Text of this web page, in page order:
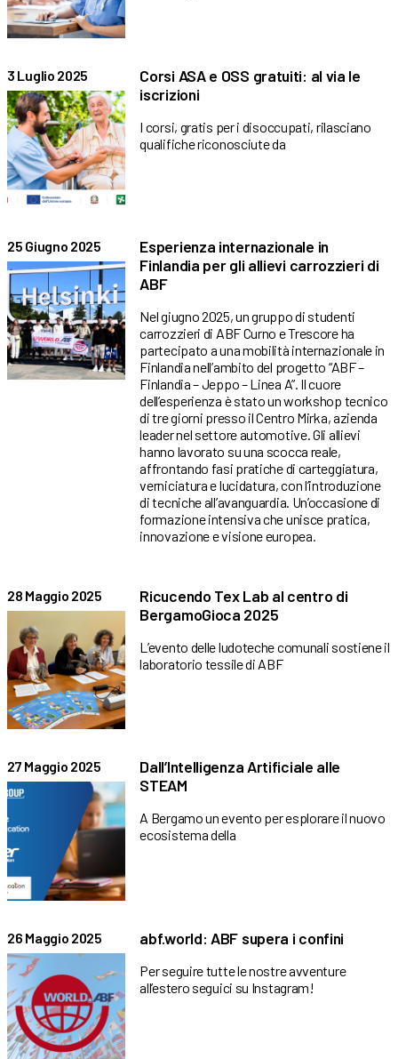
3 Luglio 2025
Corsi ASA e OSS gratuiti: al via le
iscrizioni
I corsi, gratis per i disoccupati, rilasciano
qualifiche riconosciute da
25 Giugno 2025
Esperienza internazionale in
Finlandia per gli allievi carrozzieri di
ABF
Nel giugno 2025, un gruppo di studenti
carrozzieri di ABF Curno e Trescore ha
partecipato a una mobilità internazionale in
Finlandia nell’ambito del progetto “ABF –
Finlandia – Jeppo – Linea A”. Il cuore
dell’esperienza è stato un workshop tecnico
di tre giorni presso il Centro Mirka, azienda
leader nel settore automotive. Gli allievi
hanno lavorato su una scocca reale,
affrontando fasi pratiche di carteggiatura,
verniciatura e lucidatura, con l’introduzione
di tecniche all’avanguardia. Un’occasione di
formazione intensiva che unisce pratica,
innovazione e visione europea.
28 Maggio 2025
Ricucendo Tex Lab al centro di
BergamoGioca 2025
L’evento delle ludoteche comunali sostiene il
laboratorio tessile di ABF
27 Maggio 2025
Dall’Intelligenza Artificiale alle
STEAM
A Bergamo un evento per esplorare il nuovo
ecosistema della
26 Maggio 2025 abf.world: ABF supera i confini
Per seguire tutte le nostre avventure
all’estero seguici su Instagram!